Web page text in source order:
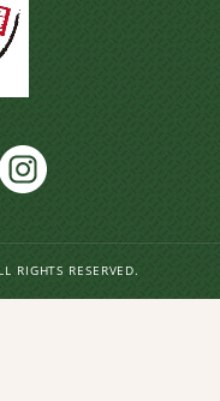
RIGHTS RESERVED.